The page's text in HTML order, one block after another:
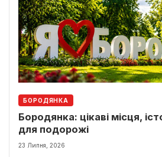
БОРОДЯНКА
Бородянка: цікаві місця,
для подорожі
23 Липня, 2026